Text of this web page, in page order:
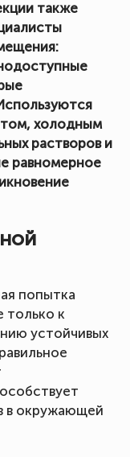
также
холодным
растворов и
равномерное
попытка
только к
устойчивых
в окружающей